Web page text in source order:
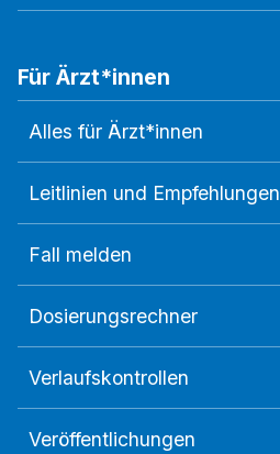
Für Ärzt*innen
Alles für Ärzt*innen
Leitlinien und Empfehlungen
Fall melden
Dosierungsrechner
Verlaufskontrollen
Veröffentlichungen